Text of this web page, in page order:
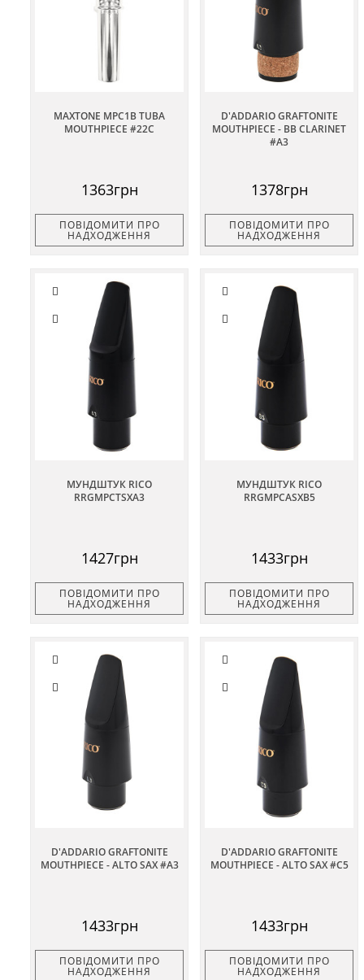
MAXTONE MPC1B TUBA
MOUTHPIECE #22C
1363грн
ПОВІДОМИТИ ПРО
НАДХОДЖЕННЯ
D'ADDARIO GRAFTONITE
MOUTHPIECE - BB CLARINET
#A3
1378грн
ПОВІДОМИТИ ПРО
НАДХОДЖЕННЯ
МУНДШТУК RICO
RRGMPCTSXA3
1427грн
ПОВІДОМИТИ ПРО
НАДХОДЖЕННЯ
МУНДШТУК RICO
RRGMPCASXB5
1433грн
ПОВІДОМИТИ ПРО
НАДХОДЖЕННЯ
D'ADDARIO GRAFTONITE
MOUTHPIECE - ALTO SAX #A3
1433грн
ПОВІДОМИТИ ПРО
НАДХОДЖЕННЯ
D'ADDARIO GRAFTONITE
MOUTHPIECE - ALTO SAX #C5
1433грн
ПОВІДОМИТИ ПРО
НАДХОДЖЕННЯ